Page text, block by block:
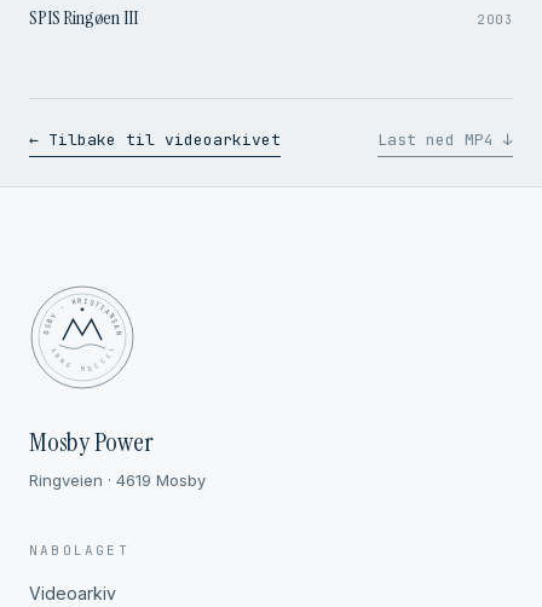
SPIS Ringøen III 2003
← Tilbake til videoarkivet Last ned MP4 ↓
MOSBY · KRISTIANSAND
✦ ANNO MDCCCL ✦
Mosby Power
Ringveien · 4619 Mosby
NABOLAGET
Videoarkiv